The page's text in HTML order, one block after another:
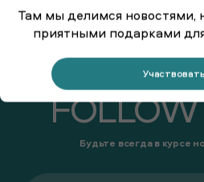
Будьте всегда в курсе
Там мы делимся новостями,
приятными подарками